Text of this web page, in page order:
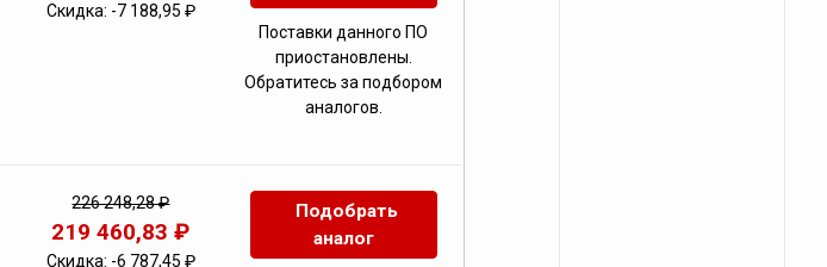
Скидка: -7 188,95 ₽
Поставки данного ПО
приостановлены.
Обратитесь за подбором
аналогов.
226 248,28 ₽
219 460,83 ₽
Скидка: -6 787,45 ₽
Подобрать
аналог